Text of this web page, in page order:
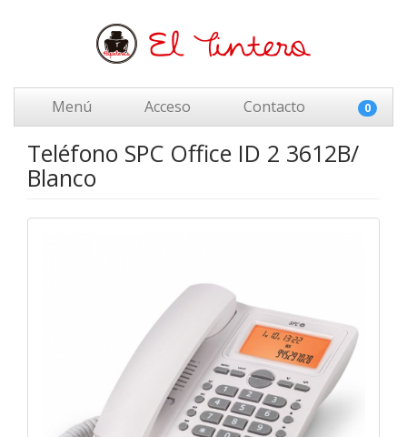
Menú Acceso Contacto 0
Teléfono SPC Office ID 2 3612B/
Blanco